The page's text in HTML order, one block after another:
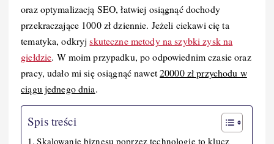
oraz optymalizacją SEO, łatwiej osiągnąć dochody
przekraczające 1000 zł dziennie. Jeżeli ciekawi cię ta
tematyka, odkryjskuteczne metody na szybki zysk na
giełdzie. W moim przypadku, po odpowiednim czasie oraz
pracy, udało mi się osiągnąć nawet20000 zł przychodu w
ciągu jednego dnia.
Spis treści
Skalowanie biznesu poprzez technologię to klucz